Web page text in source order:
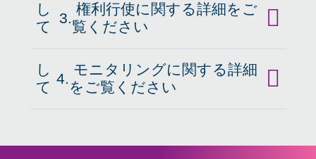
クリック
し
て
3.
権利行使に関する詳細をご
覧ください
クリック
し
て
4.
モニタリングに関する詳細
をご覧ください